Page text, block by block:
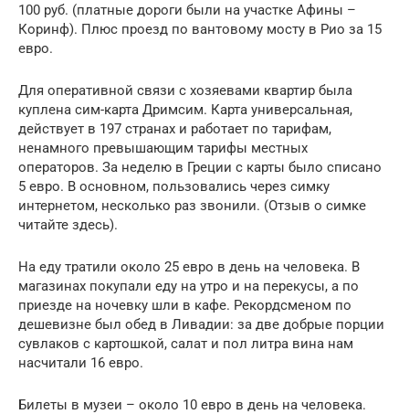
100 руб. (платные дороги были на участке Афины –
Коринф). Плюс проезд по вантовому мосту в Рио за 15
евро.
Для оперативной связи с хозяевами квартир была
куплена сим-карта Дримсим. Карта универсальная,
действует в 197 странах и работает по тарифам,
ненамного превышающим тарифы местных
операторов. За неделю в Греции с карты было списано
5 евро. В основном, пользовались через симку
интернетом, несколько раз звонили. (Отзыв о симке
читайте здесь).
На еду тратили около 25 евро в день на человека. В
магазинах покупали еду на утро и на перекусы, а по
приезде на ночевку шли в кафе. Рекордсменом по
дешевизне был обед в Ливадии: за две добрые порции
сувлаков с картошкой, салат и пол литра вина нам
насчитали 16 евро.
Билеты в музеи – около 10 евро в день на человека.